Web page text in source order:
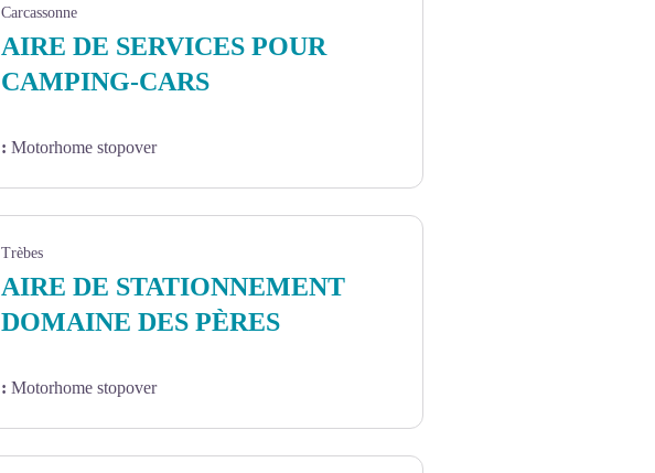
Carcassonne
AIRE DE SERVICES POUR
CAMPING-CARS
: Motorhome stopover
Trèbes
AIRE DE STATIONNEMENT
DOMAINE DES PÈRES
: Motorhome stopover